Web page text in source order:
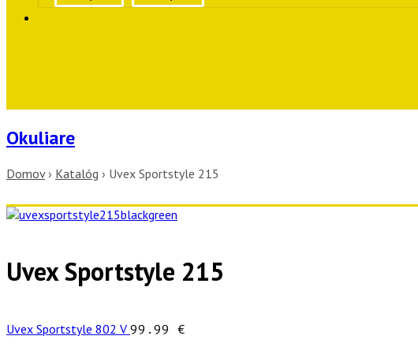
Okuliare
Domov› Katalóg › Uvex Sportstyle 215
Uvex Sportstyle 215
Uvex Sportstyle 802 V 99.99 €